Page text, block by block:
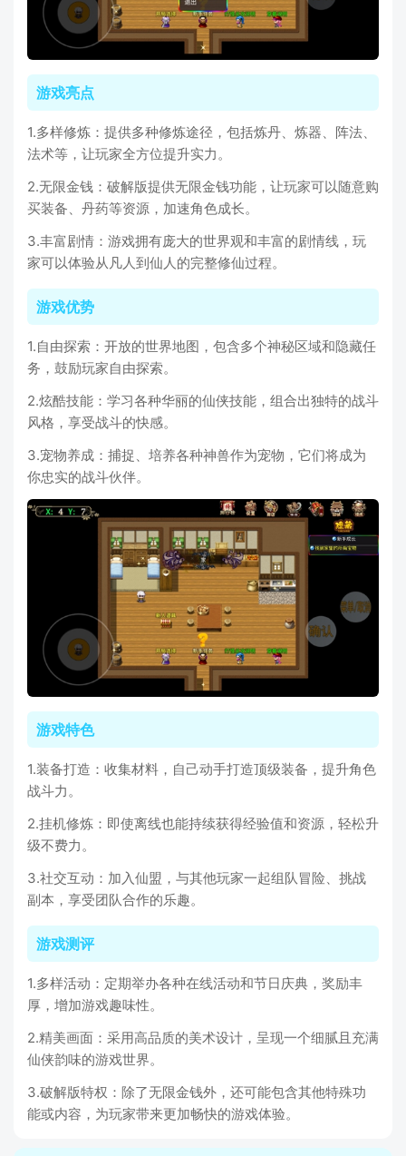
游戏亮点
1.多样修炼：提供多种修炼途径，包括炼丹、炼器、阵法、
法术等，让玩家全方位提升实力。
2.无限金钱：破解版提供无限金钱功能，让玩家可以随意购
买装备、丹药等资源，加速角色成长。
3.丰富剧情：游戏拥有庞大的世界观和丰富的剧情线，玩
家可以体验从凡人到仙人的完整修仙过程。
游戏优势
1.自由探索：开放的世界地图，包含多个神秘区域和隐藏任
务，鼓励玩家自由探索。
2.炫酷技能：学习各种华丽的仙侠技能，组合出独特的战斗
风格，享受战斗的快感。
3.宠物养成：捕捉、培养各种神兽作为宠物，它们将成为
你忠实的战斗伙伴。
游戏特色
1.装备打造：收集材料，自己动手打造顶级装备，提升角色
战斗力。
2.挂机修炼：即使离线也能持续获得经验值和资源，轻松升
级不费力。
3.社交互动：加入仙盟，与其他玩家一起组队冒险、挑战
副本，享受团队合作的乐趣。
游戏测评
1.多样活动：定期举办各种在线活动和节日庆典，奖励丰
厚，增加游戏趣味性。
2.精美画面：采用高品质的美术设计，呈现一个细腻且充满
仙侠韵味的游戏世界。
3.破解版特权：除了无限金钱外，还可能包含其他特殊功
能或内容，为玩家带来更加畅快的游戏体验。